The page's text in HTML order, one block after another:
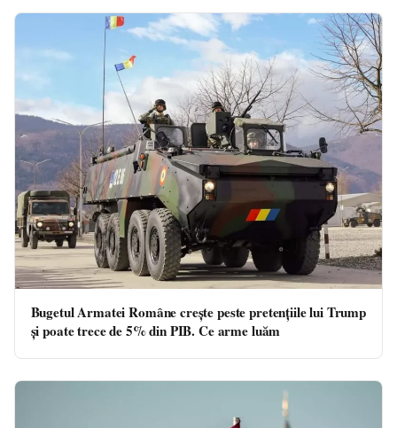
Bugetul Armatei Române crește peste pretențiile lui Trump
și poate trece de 5% din PIB. Ce arme luăm